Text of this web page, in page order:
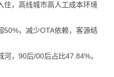
住，高线城市高人工成本环境
50%，减少OTA依赖，客源结
，90后/00后占比47.84%，